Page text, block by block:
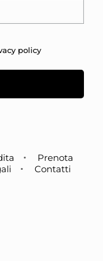
policy
Prenota
Contatti